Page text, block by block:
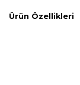
Ürün Özellikleri